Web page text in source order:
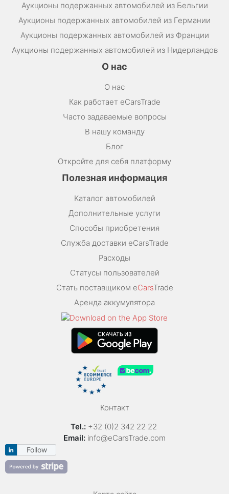
Аукционы подержанных автомобилей из Бельгии
Аукционы подержанных автомобилей из Германии
Аукционы подержанных автомобилей из Франции
Аукционы подержанных автомобилей из Нидерландов
О нас
О нас
Как работает eCarsTrade
Часто задаваемые вопросы
В нашу команду
Блог
Откройте для себя платформу
Полезная информация
Каталог автомобилей
Дополнительные услуги
Способы приобретения
Служба доставки eCarsTrade
Расходы
Статусы пользователей
Стать поставщиком eCarsTrade
Аренда аккумулятора
Контакт
Tel.: +32 (0)2 342 22 22
Email: info@eCarsTrade.com
Follow